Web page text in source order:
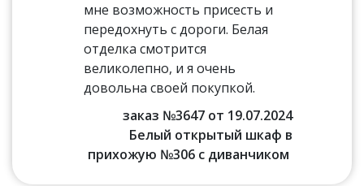
мне возможность присесть и
передохнуть с дороги. Белая
отделка смотрится
великолепно, и я очень
довольна своей покупкой.
заказ №3647 от 19.07.2024
Белый открытый шкаф в
прихожую №306 с диванчиком